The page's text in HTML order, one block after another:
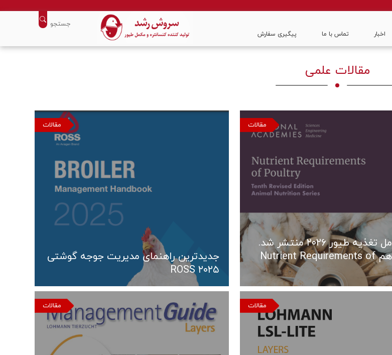
اخبار تماس با ما پیگیری سفارش
مقالات علمی
مرجع کامل تغذیه طیور ۲۰۲۶ منتشر شد.
نسخه دهم Nutrient Requirements of
مقالات
جدیدترین راهنمای مدیریت جوجه گوشتی
ROSS ۲۰۲۵
مقالات
مقالات مقالات